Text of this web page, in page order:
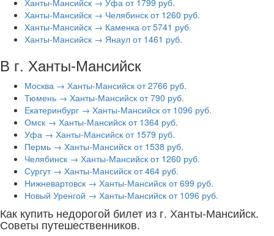
Ханты-Мансийск → Уфа от 1799 руб.
Ханты-Мансийск → Челябинск от 1260 руб.
Ханты-Мансийск → Каменка от 5741 руб.
Ханты-Мансийск → Янаул от 1461 руб.
В г. Ханты-Мансийск
Москва → Ханты-Мансийск от 2766 руб.
Тюмень → Ханты-Мансийск от 790 руб.
Екатеринбург → Ханты-Мансийск от 1096 руб.
Омск → Ханты-Мансийск от 1364 руб.
Уфа → Ханты-Мансийск от 1579 руб.
Пермь → Ханты-Мансийск от 1538 руб.
Челябинск → Ханты-Мансийск от 1260 руб.
Сургут → Ханты-Мансийск от 464 руб.
Нижневартовск → Ханты-Мансийск от 699 руб.
Новый Уренгой → Ханты-Мансийск от 1096 руб.
Как купить недорогой билет из г. Ханты-Мансийск.
Советы путешественников.